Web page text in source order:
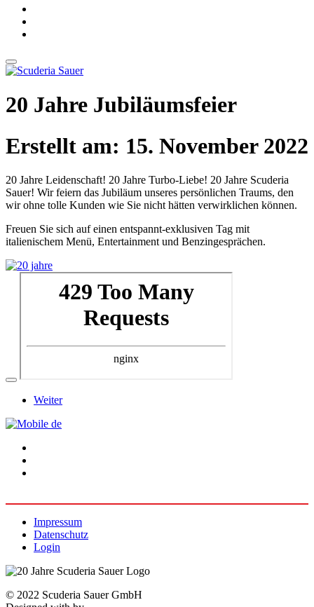
20 Jahre Jubiläumsfeier
Erstellt am: 15. November 2022
20 Jahre Leidenschaft! 20 Jahre Turbo-Liebe! 20 Jahre Scuderia
Sauer! Wir feiern das Jubiläum unseres persönlichen Traums, den
wir ohne tolle Kunden wie Sie nicht hätten verwirklichen können.
Freuen Sie sich auf einen entspannt-exklusiven Tag mit
italienischem Menü, Entertainment und Benzingesprächen.
Weiter
Impressum
Datenschutz
Login
© 2022 Scuderia Sauer GmbH